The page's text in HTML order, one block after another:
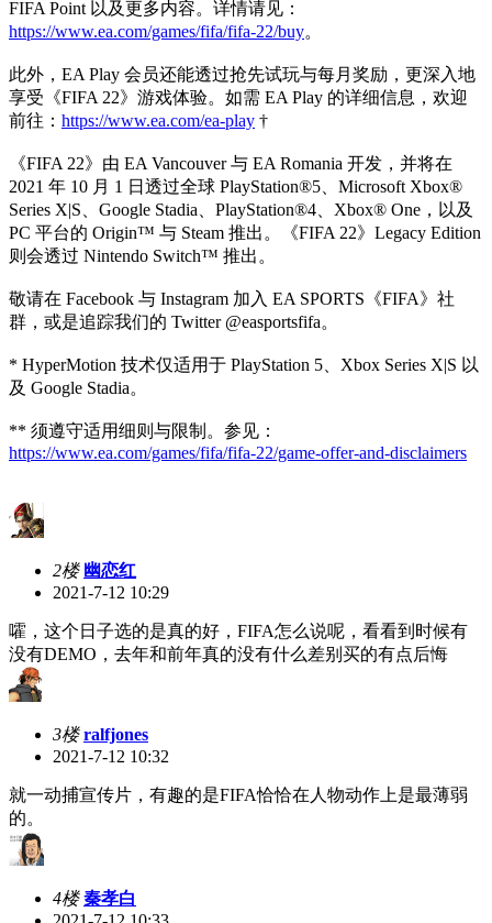
FIFA Point 以及更多内容。详情请见：
https://www.ea.com/games/fifa/fifa-22/buy。
此外，EA Play 会员还能透过抢先试玩与每月奖励，更深入地
享受《FIFA 22》游戏体验。如需 EA Play 的详细信息，欢迎
前往： https://www.ea.com/ea-play †
《FIFA 22》由 EA Vancouver 与 EA Romania 开发，并将在
2021 年 10 月 1 日透过全球 PlayStation®5、Microsoft Xbox®
Series X|S、Google Stadia、PlayStation®4、Xbox® One，以及
PC 平台的 Origin™ 与 Steam 推出。《FIFA 22》Legacy Edition
则会透过 Nintendo Switch™ 推出。
敬请在 Facebook 与 Instagram 加入 EA SPORTS《FIFA》社
群，或是追踪我们的 Twitter @easportsfifa。
* HyperMotion 技术仅适用于 PlayStation 5、Xbox Series X|S 以
及 Google Stadia。
** 须遵守适用细则与限制。参见：
https://www.ea.com/games/fifa/fifa-22/game-offer-and-disclaimers
2楼 幽恋红
2021-7-12 10:29
嚯，这个日子选的是真的好，FIFA怎么说呢，看看到时候有
没有DEMO，去年和前年真的没有什么差别买的有点后悔
3楼 ralfjones
2021-7-12 10:32
就一动捕宣传片，有趣的是FIFA恰恰在人物动作上是最薄弱
的。
4楼 秦孝白